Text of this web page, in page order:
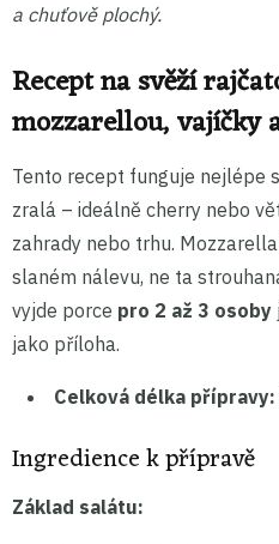
a chuťově plochý.
Recept na svěží
mozzarellou, vajíčky
Tento recept funguje nejlépe
zralá – ideálně cherry nebo
zahrady nebo trhu.
slaném nálevu, ne ta
vyjde porce pro 2 až 3 osoby
jako příloha.
Celková délka přípravy:
Ingredience k přípravě
Základ salátu: